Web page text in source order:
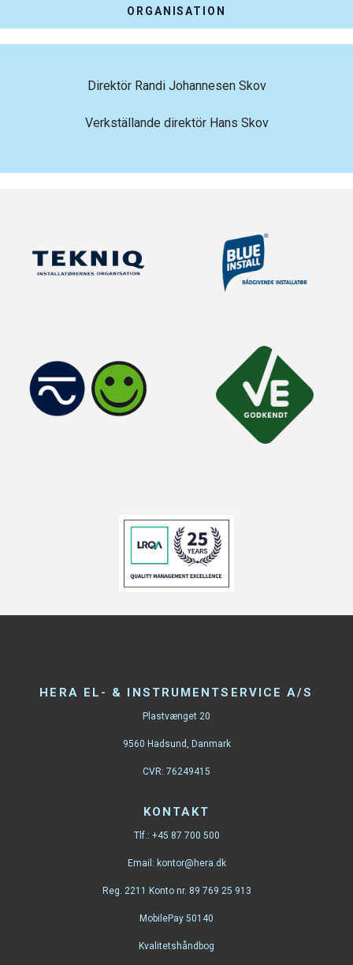
ORGANISATION
Direktör Randi Johannesen Skov
Verkställande direktör Hans Skov
HERA EL- & INSTRUMENTSERVICE A/S
Plastvænget 20
9560 Hadsund, Danmark
CVR: 76249415
KONTAKT
Tlf.: +45 87 700 500
Email: kontor@hera.dk
Reg. 2211 Konto nr. 89 769 25 913
MobilePay 50140
Kvalitetshåndbog